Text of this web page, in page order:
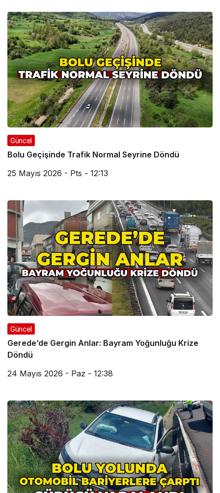
Güncel
Bolu Geçişinde Trafik Normal Seyrine Döndü
25 Mayıs 2026 - Pts - 12:13
Güncel
Gerede’de Gergin Anlar: Bayram Yoğunluğu Krize
Döndü
24 Mayıs 2026 - Paz - 12:38